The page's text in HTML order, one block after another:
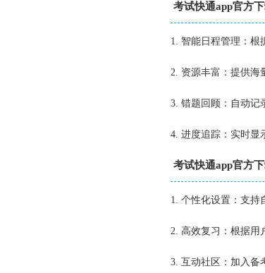
考试快通app官方
1. 智能日程管理：根
2. 资源丰富：提供海
3. 错题回顾：自动记
4. 进度追踪：实时显
考试快通app官方
1. 个性化设置：支持
2. 高效复习：根据用
3. 互动社区：加入备